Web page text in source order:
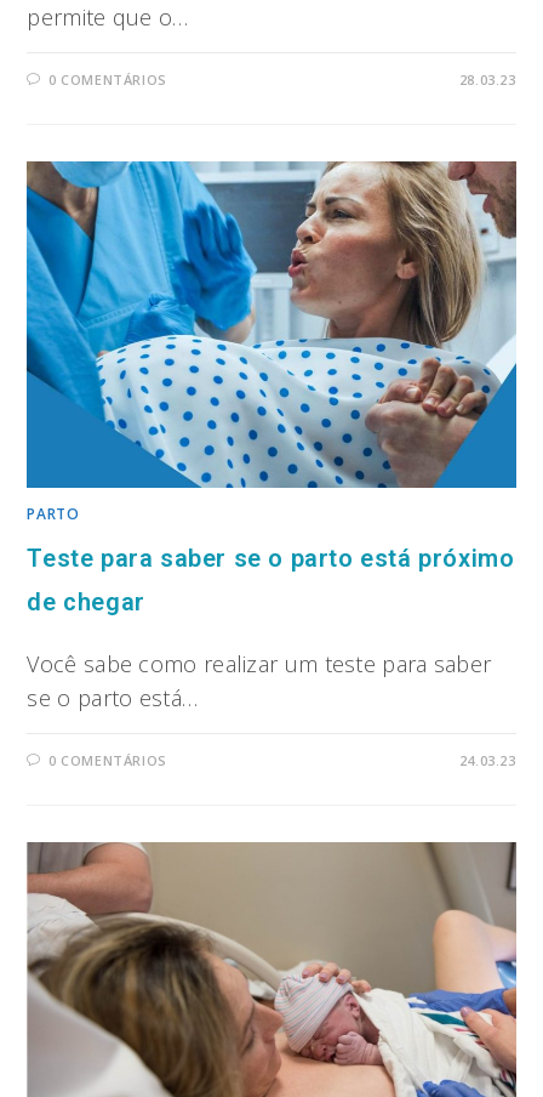
permite que o…
0 COMENTÁRIOS 28.03.23
PARTO
Teste para saber se o parto está próximo
de chegar
Você sabe como realizar um teste para saber
se o parto está…
0 COMENTÁRIOS 24.03.23